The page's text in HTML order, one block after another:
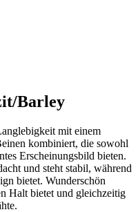
Barley
mit einem
kombiniert, die sowohl
Erscheinungsbild bieten.
und steht stabil, während
bietet. Wunderschön
Halt bietet und gleichzeitig